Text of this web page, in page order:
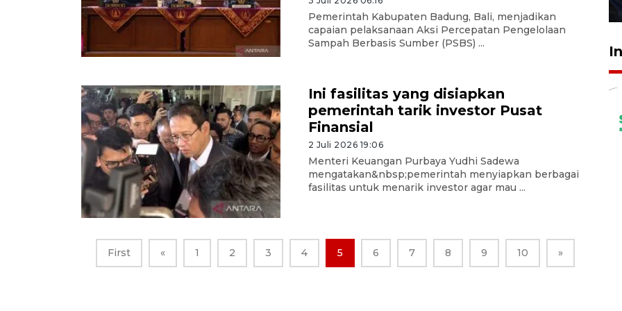
Pemerintah Kabupaten Badung, Bali, menjadikan
capaian pelaksanaan Aksi Percepatan Pengelolaan
Sampah Berbasis Sumber (PSBS) ...
Ini fasilitas yang disiapkan
pemerintah tarik investor Pusat
Finansial
2 Juli 2026 19:06
Menteri Keuangan Purbaya Yudhi Sadewa
mengatakan&nbsp;pemerintah menyiapkan berbagai
fasilitas untuk menarik investor agar mau ...
First « 1 2 3 4 5 6 7 8 9 10 »
27 Juli 2026 22:32